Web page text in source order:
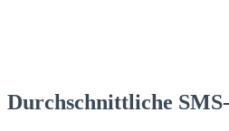
Durchschnittliche